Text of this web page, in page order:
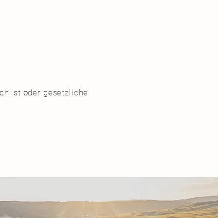
ist oder gesetzliche